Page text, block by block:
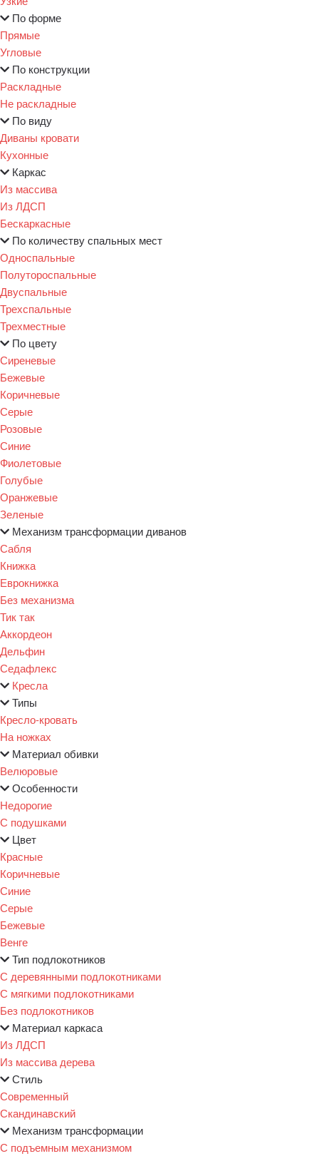
По форме
Прямые
Угловые
По конструкции
Раскладные
Не раскладные
По виду
Диваны кровати
Кухонные
Каркас
Из массива
Из ЛДСП
Бескаркасные
По количеству спальных мест
Односпальные
Полутороспальные
Двуспальные
Трехспальные
Трехместные
По цвету
Сиреневые
Бежевые
Коричневые
Серые
Розовые
Синие
Фиолетовые
Голубые
Оранжевые
Зеленые
Механизм трансформации диванов
Сабля
Книжка
Еврокнижка
Без механизма
Тик так
Аккордеон
Дельфин
Седафлекс
Кресла
Типы
Кресло-кровать
На ножках
Материал обивки
Велюровые
Особенности
Недорогие
С подушками
Цвет
Красные
Коричневые
Синие
Серые
Бежевые
Венге
Тип подлокотников
С деревянными подлокотниками
С мягкими подлокотниками
Без подлокотников
Материал каркаса
Из ЛДСП
Из массива дерева
Стиль
Современный
Скандинавский
Механизм трансформации
С подъемным механизмом